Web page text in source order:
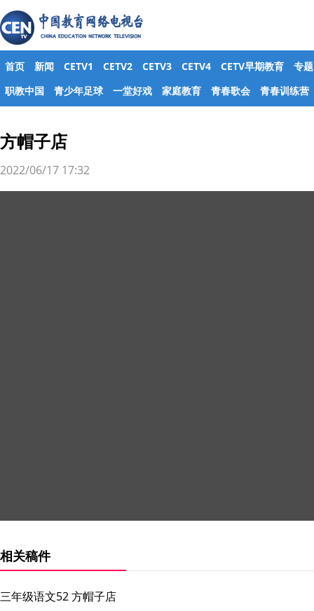
首页 新闻 CETV1 CETV2 CETV3 CETV4 CETV早期教育
专题
职教中国
青少年足球 一堂好戏 家庭教育 青春歌会 青春训练营
方帽子店
2022/06/17 17:32
相关稿件
三年级语文52 方帽子店